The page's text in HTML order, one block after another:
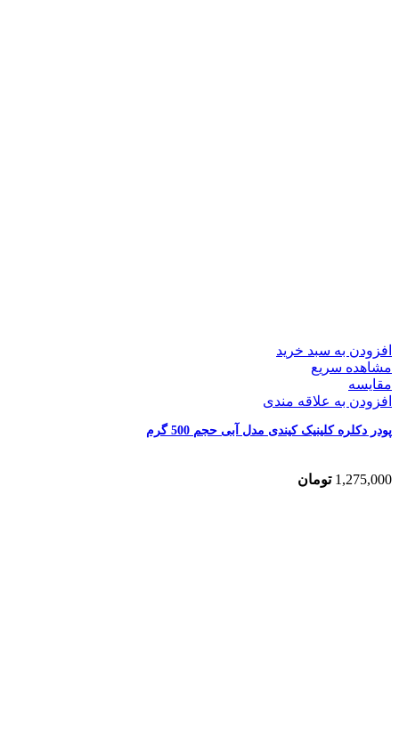
افزودن به سبد خرید
مشاهده سریع
مقایسه
افزودن به علاقه مندی
پودر دکلره کلینیک کیندی مدل آبی حجم 500 گرم
1,275,000 تومان